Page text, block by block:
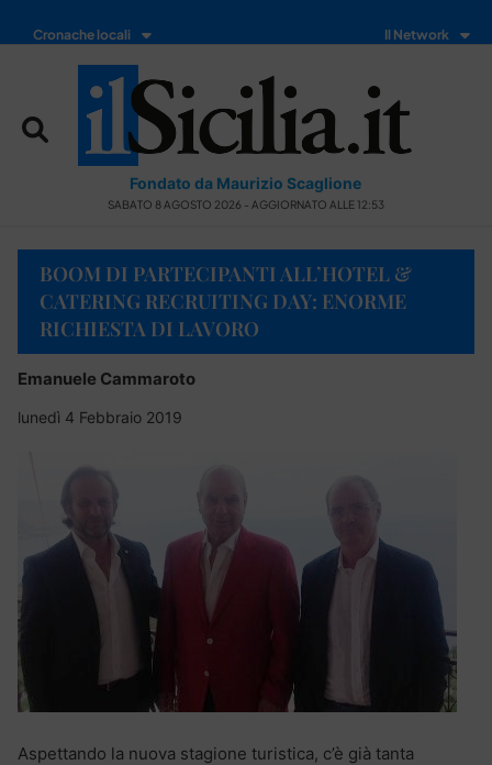
Cronache locali Il Network
Fondato da Maurizio Scaglione
SABATO 8 AGOSTO 2026 - AGGIORNATO ALLE 12:53
BOOM DI PARTECIPANTI ALL’HOTEL &
CATERING RECRUITING DAY: ENORME
RICHIESTA DI LAVORO
Emanuele Cammaroto
lunedì 4 Febbraio 2019
Aspettando la nuova stagione turistica, c’è già tanta